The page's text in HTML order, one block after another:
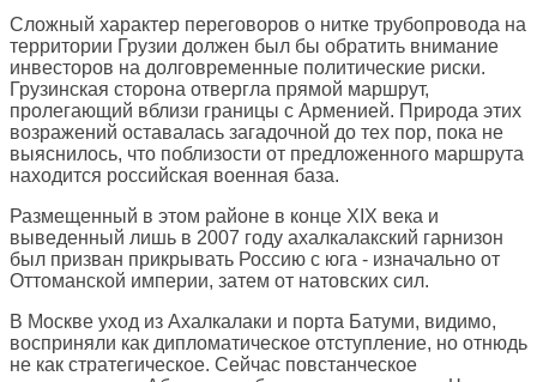
Сложный характер переговоров о нитке трубопровода на
территории Грузии должен был бы обратить внимание
инвесторов на долговременные политические риски.
Грузинская сторона отвергла прямой маршрут,
пролегающий вблизи границы с Арменией. Природа этих
возражений оставалась загадочной до тех пор, пока не
выяснилось, что поблизости от предложенного маршрута
находится российская военная база.
Размещенный в этом районе в конце XIX века и
выведенный лишь в 2007 году ахалкалакский гарнизон
был призван прикрывать Россию с юга - изначально от
Оттоманской империи, затем от натовских сил.
В Москве уход из Ахалкалаки и порта Батуми, видимо,
восприняли как дипломатическое отступление, но отнюдь
не как стратегическое. Сейчас повстанческое